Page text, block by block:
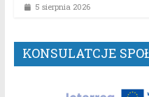
5 sierpnia 2026
KONSULATCJE